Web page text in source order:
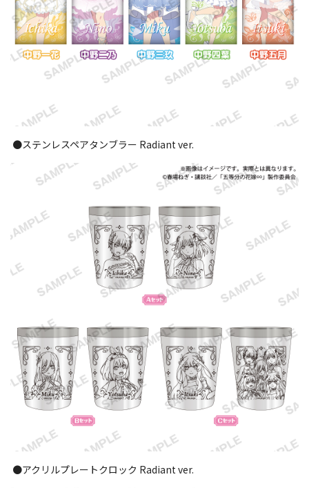
●ステンレスペアタンブラー Radiant ver.
●アクリルプレートクロック Radiant ver.